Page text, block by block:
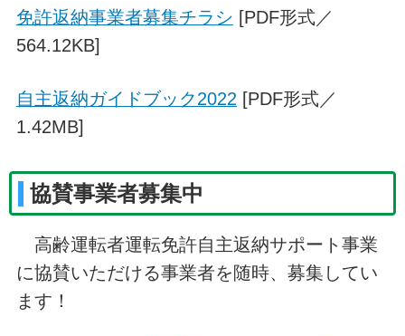
免許返納事業者募集チラシ [PDF形式／
564.12KB]
自主返納ガイドブック2022 [PDF形式／
1.42MB]
協賛事業者募集中
高齢運転者運転免許自主返納サポート事業
に協賛いただける事業者を随時、募集してい
ます！